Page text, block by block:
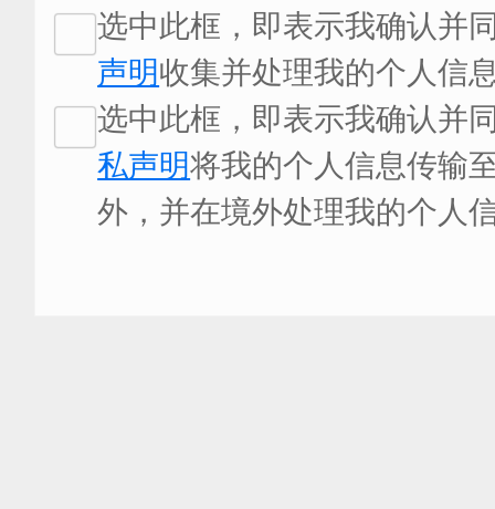
选中此框，即表示我确认并
声明收集并处理我的个人信
选中此框，即表示我确认并
私声明将我的个人信息传输
外，并在境外处理我的个人